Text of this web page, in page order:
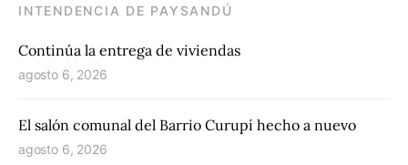
INTENDENCIA DE PAYSANDÚ
Continúa la entrega de viviendas
agosto 6, 2026
El salón comunal del Barrio Curupí hecho a nuevo
agosto 6, 2026